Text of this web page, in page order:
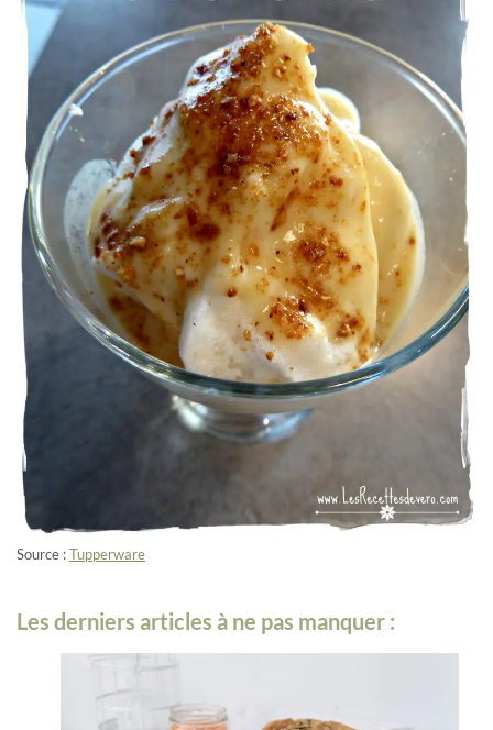
Source :Tupperware
Les derniers articles à ne pas manquer :